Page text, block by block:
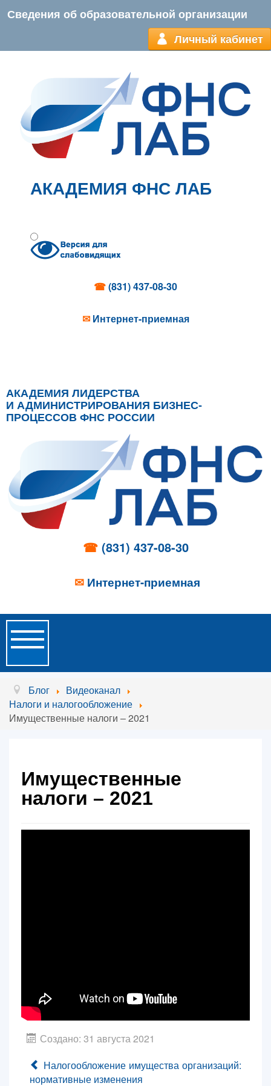
Сведения об образовательной организации
Личный кабинет
АКАДЕМИЯ ФНС ЛАБ
☎(831) 437-08-30
✉ Интернет-приемная
АКАДЕМИЯ ЛИДЕРСТВА
И АДМИНИСТРИРОВАНИЯ БИЗНЕС-
ПРОЦЕССОВ ФНС РОССИИ
☎ (831) 437-08-30
✉ Интернет-приемная
Toggle
Navigation
Главная
Об учреждении
Образовательные услуги
Услуги проживания
Блог
Видеоканал
Налоги и налогообложение
Имущественные налоги – 2021
Имущественные
налоги – 2021
Создано: 31 августа 2021
Налогообложение имущества организаций:
нормативные изменения